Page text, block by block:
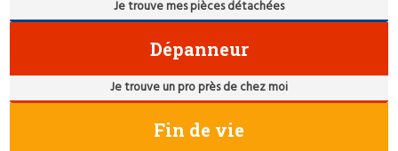
Je trouve mes pièces détachées
Dépanneur
Je trouve un pro près de chez moi
Fin de vie